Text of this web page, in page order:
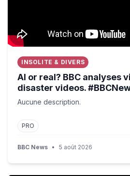
INSOLITE & DIVERS
AI or real? BBC analyses
disaster videos.
Aucune description.
PRO
BBC News • 5 août 2026